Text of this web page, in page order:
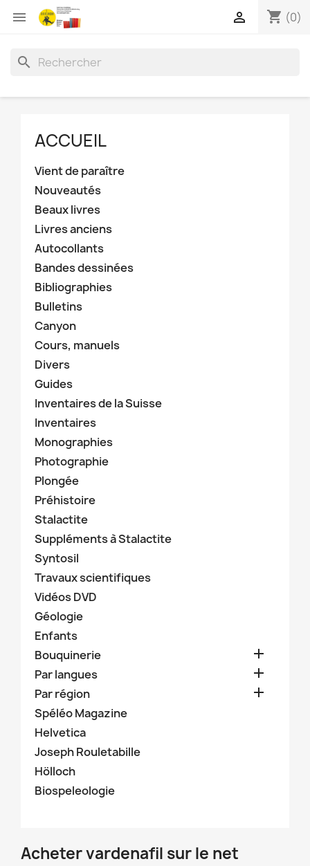
 shopping_cart (0)

search
ACCUEIL
Vient de paraître
Nouveautés
Beaux livres
Livres anciens
Autocollants
Bandes dessinées
Bibliographies
Bulletins
Canyon
Cours, manuels
Divers
Guides
Inventaires de la Suisse
Inventaires
Monographies
Photographie
Plongée
Préhistoire
Stalactite
Suppléments à Stalactite
Syntosil
Travaux scientifiques
Vidéos DVD
Géologie
Enfants
Bouquinerie

Par langues 
Par région 
Spéléo Magazine
Helvetica
Joseph Rouletabille
Hölloch
Biospeleologie
Acheter vardenafil sur le net